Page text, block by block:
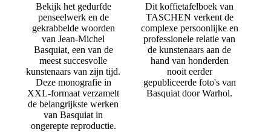
Bekijk het gedurfde
penseelwerk en de
gekrabbelde woorden
van Jean-Michel
Basquiat, een van de
meest succesvolle
kunstenaars van zijn tijd.
Deze monografie in
XXL-formaat verzamelt
de belangrijkste werken
van Basquiat in
ongerepte reproductie.
Dit koffietafelboek van
TASCHEN verkent de
complexe persoonlijke en
professionele relatie van
de kunstenaars aan de
hand van honderden
nooit eerder
gepubliceerde foto's van
Basquiat door Warhol.